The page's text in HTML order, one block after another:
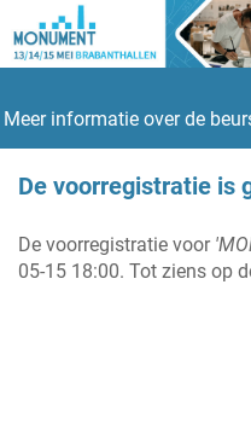
Meer informatie over de
De voorregistratie is
De voorregistratie voor
05-15 18:00. Tot ziens op